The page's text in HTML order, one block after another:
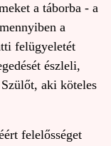
a táborba - a
a
felügyeletét
észleli,
aki köteles
felelősséget